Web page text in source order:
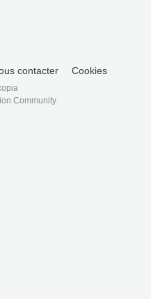
contacter Cookies
Community